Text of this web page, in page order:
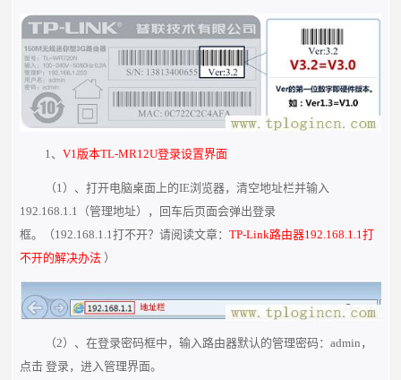
1、 V1版本TL-MR12U登录设置界面
（1）、打开电脑桌面上的IE浏览器，清空地址栏并输入
192.168.1.1（管理地址），回车后页面会弹出登录
框。（192.168.1.1打不开？请阅读文章：TP-Link路由器192.168.1.1打
不开的解决办法 ）
（2）、在登录密码框中，输入路由器默认的管理密码：admin，
点击 登录，进入管理界面。